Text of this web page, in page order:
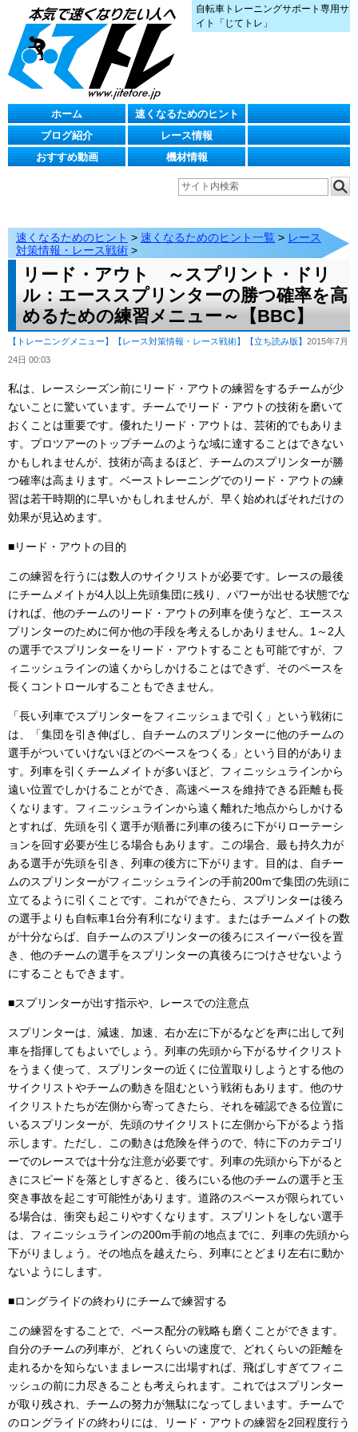
自転車トレーニングサポート専用サ
イト「じてトレ」
ホーム
速くなるためのヒント
ブログ紹介
レース情報
おすすめ動画
機材情報
速くなるためのヒント > 速くなるためのヒント一覧 > レース
対策情報・レース戦術 >
リード・アウト ～スプリント・ドリ
ル：エーススプリンターの勝つ確率を高
めるための練習メニュー～【BBC】
【トレーニングメニュー】 【レース対策情報・レース戦術】 【立ち読み版】 2015年7月
24日 00:03
私は、レースシーズン前にリード・アウトの練習をするチームが少
ないことに驚いています。チームでリード・アウトの技術を磨いて
おくことは重要です。優れたリード・アウトは、芸術的でもありま
す。プロツアーのトップチームのような域に達することはできない
かもしれませんが、技術が高まるほど、チームのスプリンターが勝
つ確率は高まります。ベーストレーニングでのリード・アウトの練
習は若干時期的に早いかもしれませんが、早く始めればそれだけの
効果が見込めます。
■リード・アウトの目的
この練習を行うには数人のサイクリストが必要です。レースの最後
にチームメイトが4人以上先頭集団に残り、パワーが出せる状態でな
ければ、他のチームのリード・アウトの列車を使うなど、エースス
プリンターのために何か他の手段を考えるしかありません。1～2人
の選手でスプリンターをリード・アウトすることも可能ですが、フ
ィニッシュラインの遠くからしかけることはできず、そのペースを
長くコントロールすることもできません。
「長い列車でスプリンターをフィニッシュまで引く」という戦術に
は、「集団を引き伸ばし、自チームのスプリンターに他のチームの
選手がついていけないほどのペースをつくる」という目的がありま
す。列車を引くチームメイトが多いほど、フィニッシュラインから
遠い位置でしかけることができ、高速ペースを維持できる距離も長
くなります。フィニッシュラインから遠く離れた地点からしかける
とすれば、先頭を引く選手が順番に列車の後ろに下がりローテーシ
ョンを回す必要が生じる場合もあります。この場合、最も持久力が
ある選手が先頭を引き、列車の後方に下がります。目的は、自チー
ムのスプリンターがフィニッシュラインの手前200mで集団の先頭に
立てるように引くことです。これができたら、スプリンターは後ろ
の選手よりも自転車1台分有利になります。またはチームメイトの数
が十分ならば、自チームのスプリンターの後ろにスイーパー役を置
き、他のチームの選手をスプリンターの真後ろにつけさせないよう
にすることもできます。
■スプリンターが出す指示や、レースでの注意点
スプリンターは、減速、加速、右か左に下がるなどを声に出して列
車を指揮してもよいでしょう。列車の先頭から下がるサイクリスト
をうまく使って、スプリンターの近くに位置取りしようとする他の
サイクリストやチームの動きを阻むという戦術もあります。他のサ
イクリストたちが左側から寄ってきたら、それを確認できる位置に
いるスプリンターが、先頭のサイクリストに左側から下がるよう指
示します。ただし、この動きは危険を伴うので、特に下のカテゴリ
ーでのレースでは十分な注意が必要です。列車の先頭から下がると
きにスピードを落としすぎると、後ろにいる他のチームの選手と玉
突き事故を起こす可能性があります。道路のスペースが限られてい
る場合は、衝突も起こりやすくなります。スプリントをしない選手
は、フィニッシュラインの200m手前の地点までに、列車の先頭から
下がりましょう。その地点を越えたら、列車にとどまり左右に動か
ないようにします。
■ロングライドの終わりにチームで練習する
この練習をすることで、ペース配分の戦略も磨くことができます。
自分のチームの列車が、どれくらいの速度で、どれくらいの距離を
走れるかを知らないままレースに出場すれば、飛ばしすぎてフィニ
ッシュの前に力尽きることも考えられます。これではスプリンター
が取り残され、チームの努力が無駄になってしまいます。チームで
のロングライドの終わりには、リード・アウトの練習を2回程度行う